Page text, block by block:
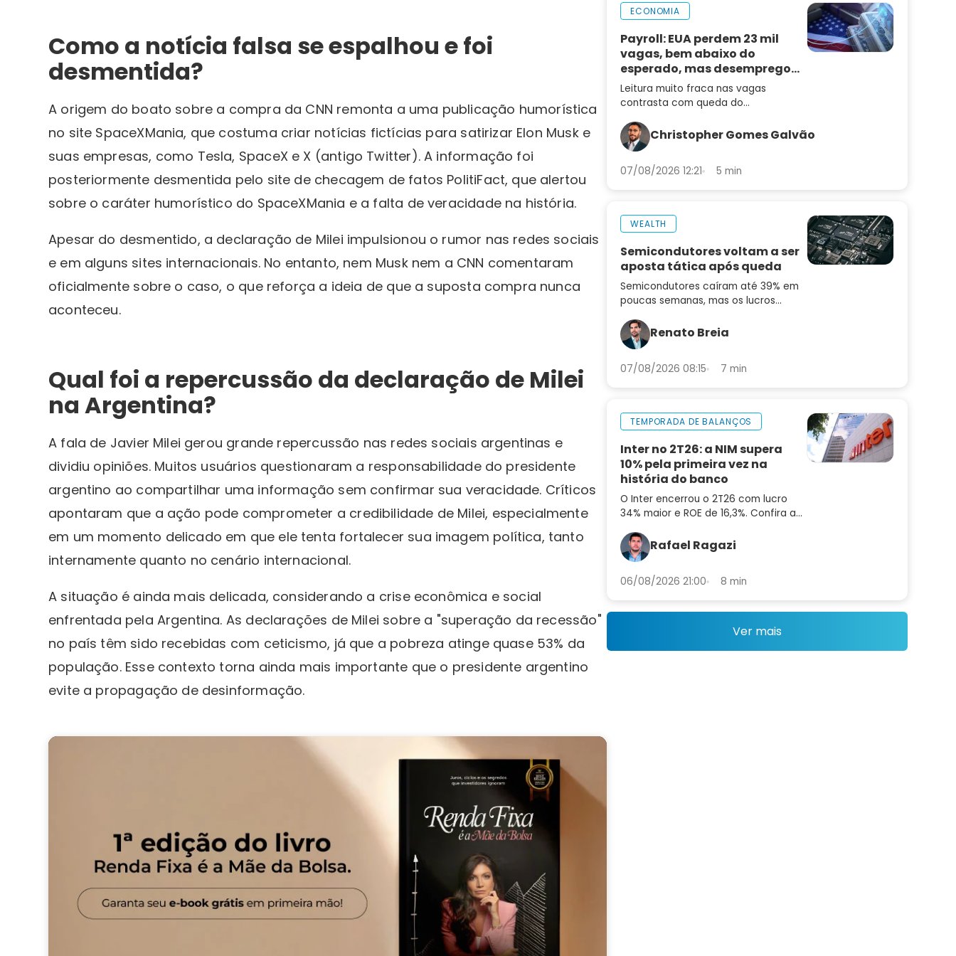
Como a notícia falsa se espalhou e foi
desmentida?
A origem do boato sobre a compra da CNN remonta a uma publicação humorística
no site SpaceXMania, que costuma criar notícias fictícias para satirizar Elon Musk e
suas empresas, como Tesla, SpaceX e X (antigo Twitter). A informação foi
posteriormente desmentida pelo site de checagem de fatos PolitiFact, que alertou
sobre o caráter humorístico do SpaceXMania e a falta de veracidade na história.
Apesar do desmentido, a declaração de Milei impulsionou o rumor nas redes sociais
e em alguns sites internacionais. No entanto, nem Musk nem a CNN comentaram
oficialmente sobre o caso, o que reforça a ideia de que a suposta compra nunca
aconteceu.
Qual foi a repercussão da declaração de Milei
na Argentina?
A fala de Javier Milei gerou grande repercussão nas redes sociais argentinas e
dividiu opiniões. Muitos usuários questionaram a responsabilidade do presidente
argentino ao compartilhar uma informação sem confirmar sua veracidade. Críticos
apontaram que a ação pode comprometer a credibilidade de Milei, especialmente
em um momento delicado em que ele tenta fortalecer sua imagem política, tanto
internamente quanto no cenário internacional.
A situação é ainda mais delicada, considerando a crise econômica e social
enfrentada pela Argentina. As declarações de Milei sobre a "superação da recessão"
no país têm sido recebidas com ceticismo, já que a pobreza atinge quase 53% da
população. Esse contexto torna ainda mais importante que o presidente argentino
evite a propagação de desinformação.
ECONOMIA
Payroll: EUA perdem 23 mil
vagas, bem abaixo do
esperado, mas desemprego
cai
Leitura muito fraca nas vagas
contrasta com queda do
no radarChristopher Gomes Galvão
07/08/2026 12:21 5 min
WEALTH
Semicondutores voltam a ser
aposta tática após queda
Semicondutores caíram até 39% em
poucas semanas, mas os lucros
setor pode ser uma oportunidade
agora
Renato Breia
07/08/2026 08:15 7 min
TEMPORADA DE BALANÇOS
Inter no 2T26: a NIM supera
10% pela primeira vez na
história do banco
O Inter encerrou o 2T26 com lucro
34% maior e ROE de 16,3%. Confira a
para INBR32Rafael Ragazi
06/08/2026 21:00 8 min
Ver mais